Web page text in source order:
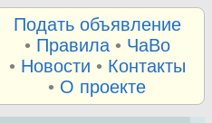
Подать объявление
• Правила• ЧаВо
• Новости • Контакты
• О проекте